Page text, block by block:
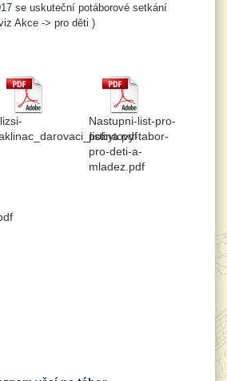
se uskuteční potáborové setkání
Akce -> pro děti )
Nastupni-list-pro-
pobytovy-tabor-
pro-deti-a-
mladez.pdf